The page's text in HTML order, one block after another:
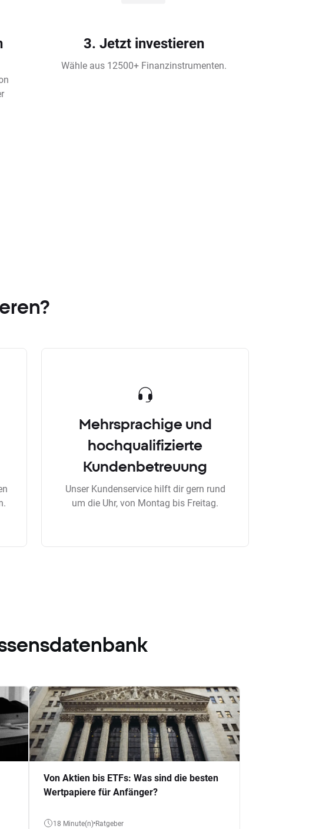
3. Jetzt investieren
Wähle aus 12500+ Finanzinstrumenten.
Mehrsprachige und
hochqualifizierte
Kundenbetreuung
Unser Kundenservice hilft dir gern rund
um die Uhr, von Montag bis Freitag.
Von Aktien bis ETFs: Was sind die besten
Wertpapiere für Anfänger?
18 Minute(n) Ratgeber